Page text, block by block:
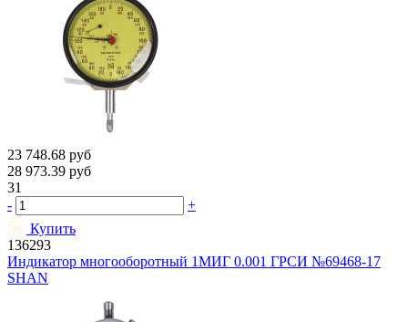
23 748.68 руб
28 973.39 руб
31
-
+
Купить
136293
Индикатор многооборотный 1МИГ 0.001 ГРСИ №69468-17
SHAN